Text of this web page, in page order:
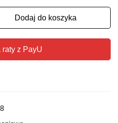
Dodaj do koszyka
raty z PayU